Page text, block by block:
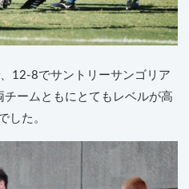
12-8でサントリーサンゴリア
ームともにとてもレベルが高
した。